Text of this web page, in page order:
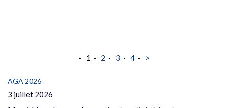
1 2 3 4 >
AGA 2026
3 juillet 2026